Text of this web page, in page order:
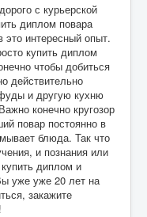
с курьерской
диплом повара
это интересный опыт.
купить диплом
чтобы добиться
действительно
и другую кухню
конечно кругозор
повар постоянно в
блюда. Так что
и познания или
диплом и
уже уже 20 лет на
закажите